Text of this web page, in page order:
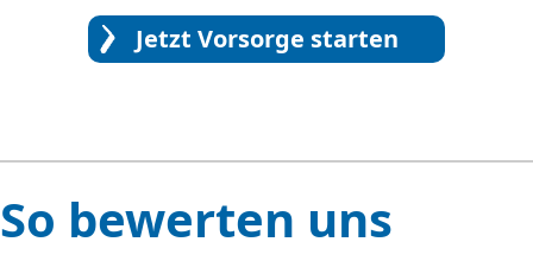
Jetzt Vorsorge starten
So bewerten uns